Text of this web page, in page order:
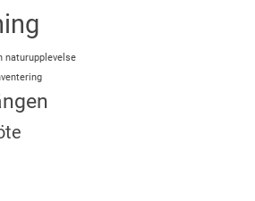
naturupplevelse